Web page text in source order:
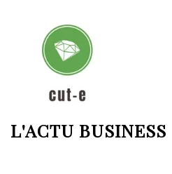
L'ACTU BUSINESS